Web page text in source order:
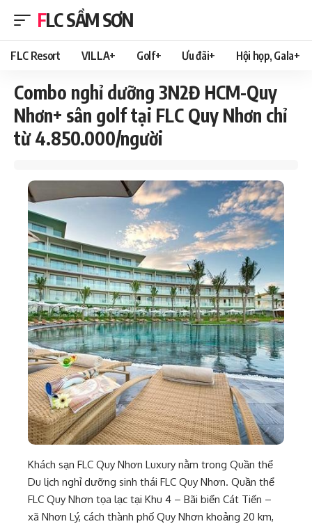
FLC SẦM SƠN
FLC Resort VILLA+ Golf+ Ưu đãi+ Hội họp, Gala+
Combo nghỉ dưỡng 3N2Đ HCM-Quy
Nhơn+ sân golf tại FLC Quy Nhơn chỉ
từ 4.850.000/người
Khách sạn FLC Quy Nhơn Luxury nằm trong Quần thể
Du lịch nghỉ dưỡng sinh thái FLC Quy Nhơn. Quần thể
FLC Quy Nhơn tọa lạc tại Khu 4 – Bãi biển Cát Tiến –
xã Nhơn Lý, cách thành phố Quy Nhơn khoảng 20 km,